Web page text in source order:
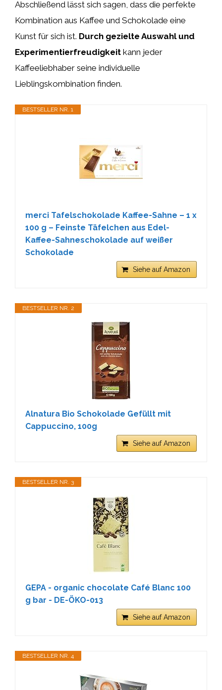
Abschließend lässt sich sagen, dass die perfekte
Kombination aus Kaffee und Schokolade eine
Kunst für sich ist. Durch gezielte Auswahl und
Experimentierfreudigkeit kann jeder
Kaffeeliebhaber seine individuelle
Lieblingskombination finden.
BESTSELLER NR. 1
merci Tafelschokolade Kaffee-Sahne – 1 x
100 g – Feinste Täfelchen aus Edel-
Kaffee-Sahneschokolade auf weißer
Schokolade
Siehe auf Amazon
BESTSELLER NR. 2
Alnatura Bio Schokolade Gefüllt mit
Cappuccino, 100g
Siehe auf Amazon
BESTSELLER NR. 3
GEPA - organic chocolate Café Blanc 100
g bar - DE-ÖKO-013
Siehe auf Amazon
BESTSELLER NR. 4